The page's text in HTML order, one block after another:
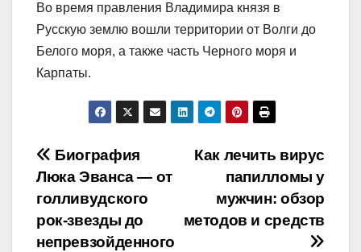
Во время правления Владимира князя в
Русскую землю вошли территории от Волги до
Белого моря, а также часть Черного моря и
Карпаты.
Навигация
по
записям
Как лечить вирус
папилломы у
мужчин: обзор
методов и средств
Биография
Люка Эванса — от
голливудского
рок-звезды до
непревзойденного